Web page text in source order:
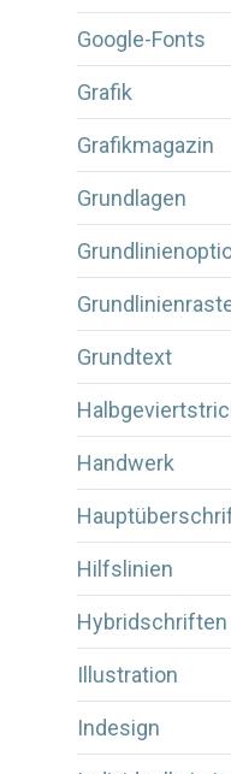
Google-Fonts
Grafik
Grafikmagazin
Grundlagen
Grundtext
Handwerk
Hilfslinien
Hybridschriften
Illustration
Indesign